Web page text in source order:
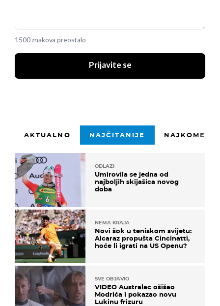
1500 znakova preostalo
Prijavite se
AKTUALNO NAJČITANIJE
ODLAZI
Umirovila se jedna od
najboljih skijašica novog
doba
NEMA KRAJA
Novi šok u teniskom svijetu:
Alcaraz propušta Cincinatti,
hoće li igrati na US Openu?
SVE OBJAVIO
VIDEO Australac ošišao
Modrića i pokazao novu
Lukinu frizuru